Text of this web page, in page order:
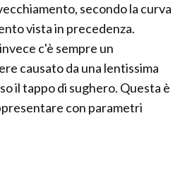
secondo la curva
vista in precedenza.
c'è sempre un
causato da una lentissima
il tappo di sughero. Questa è
con parametri